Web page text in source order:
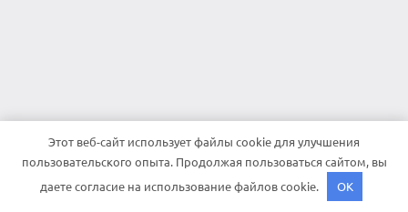
Этот веб-сайт использует файлы cookie для улучшения
пользовательского опыта. Продолжая пользоваться сайтом, вы
даете согласие на использование файлов cookie.
OK